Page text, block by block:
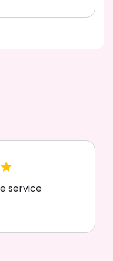
service